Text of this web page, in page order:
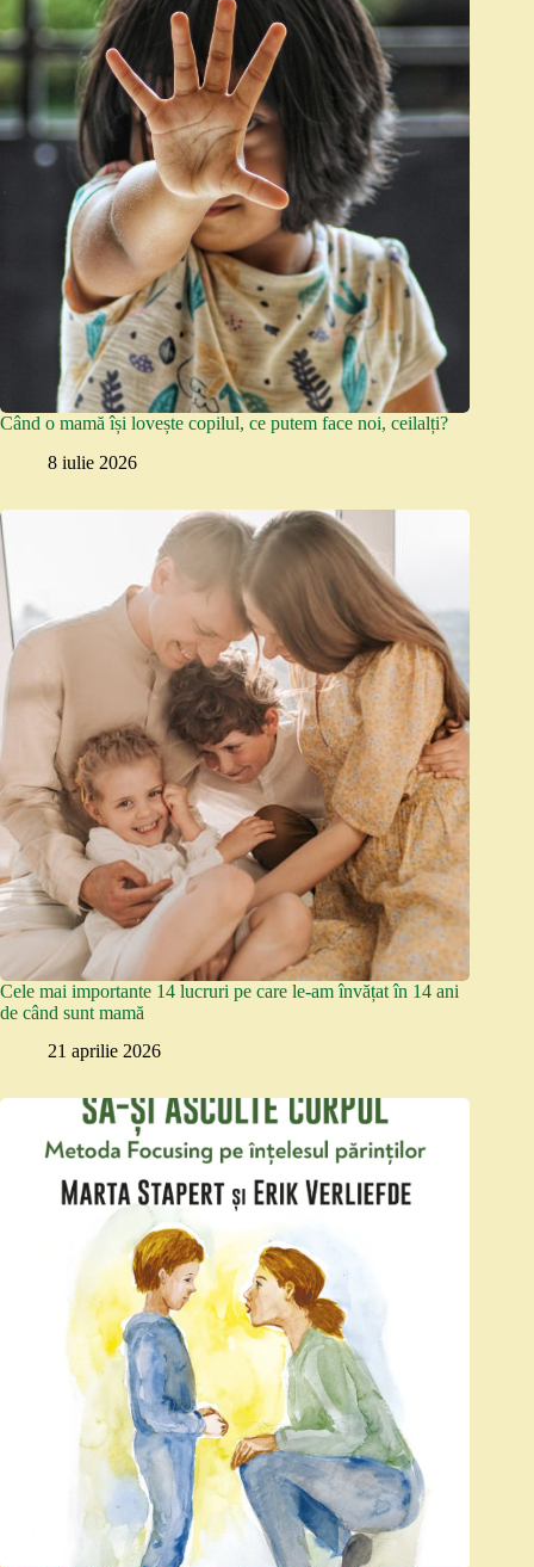
Când o mamă își lovește copilul, ce putem face noi, ceilalți?
8 iulie 2026
Cele mai importante 14 lucruri pe care le-am învățat în 14 ani
de când sunt mamă
21 aprilie 2026